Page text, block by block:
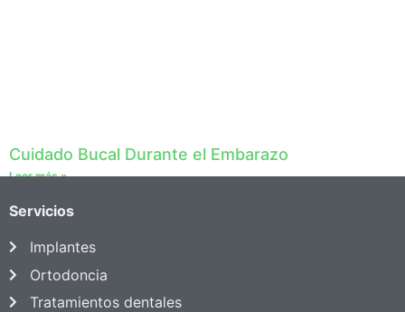
Cuidado Bucal Durante el Embarazo
Leer más »
Servicios
Implantes
Ortodoncia
Tratamientos dentales